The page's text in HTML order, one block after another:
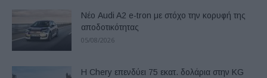
Νέο Audi A2 e-tron με στόχο την κορυφή της
αποδοτικότητας
05/08/2026
Η Chery επενδύει 75 εκατ. δολάρια στην KG